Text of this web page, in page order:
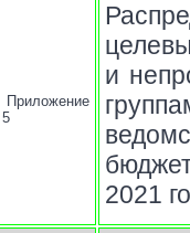
Приложение
5
и
2021